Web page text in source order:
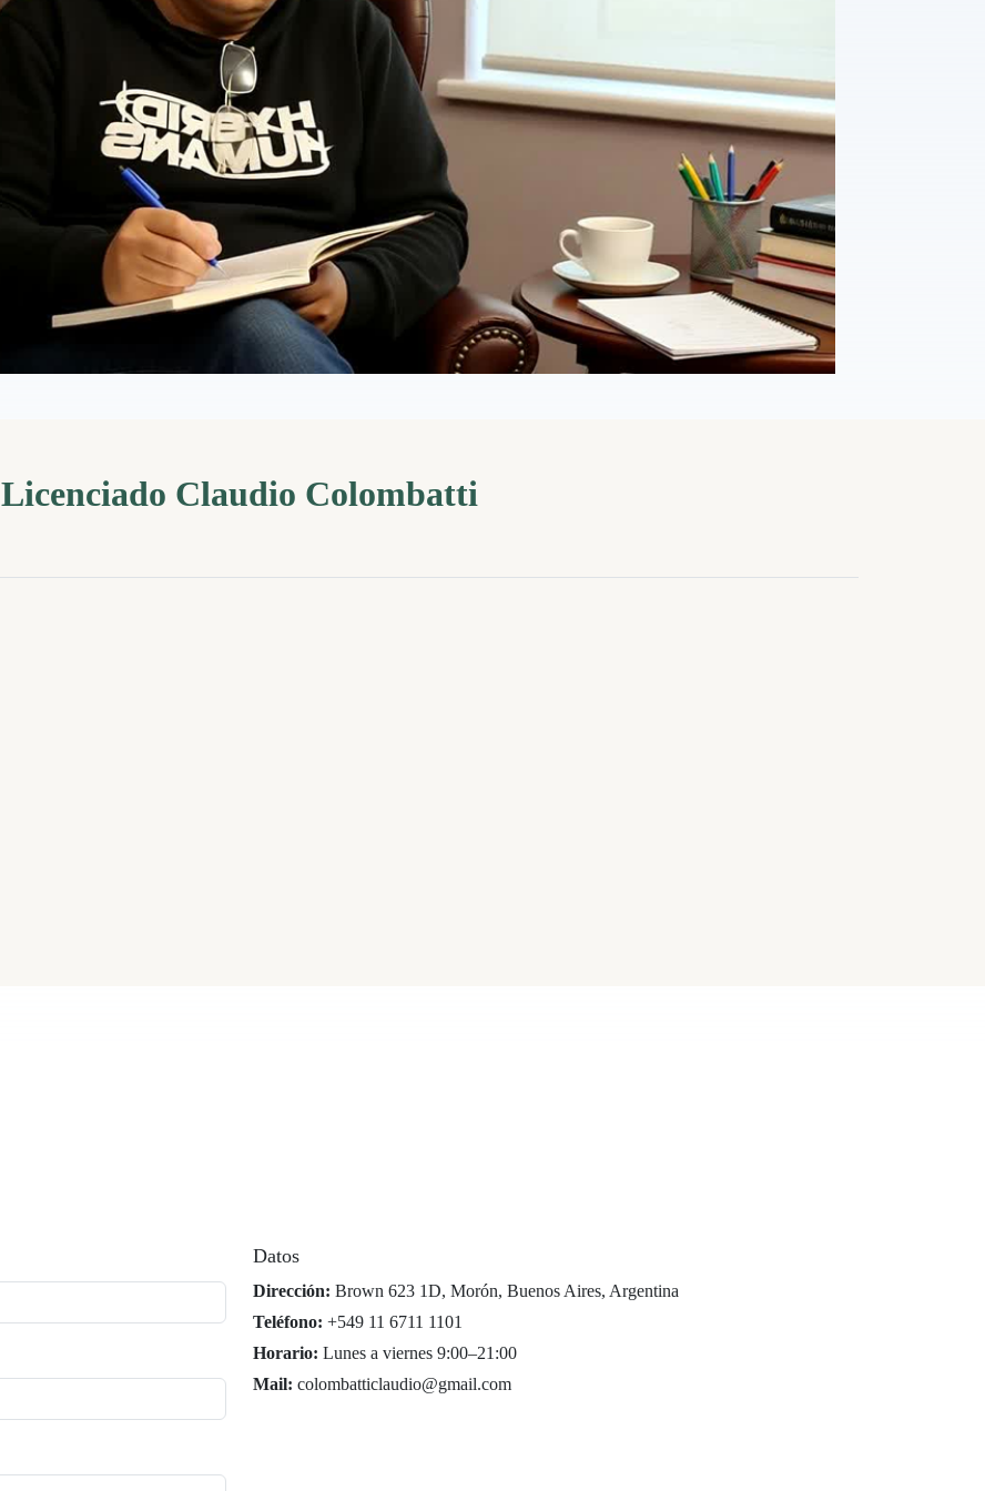
Licenciado Claudio Colombatti
Datos
Dirección: Brown 623 1D, Morón, Buenos Aires, Argentina
Teléfono: +549 11 6711 1101
Horario: Lunes a viernes 9:00–21:00
Mail: colombatticlaudio@gmail.com